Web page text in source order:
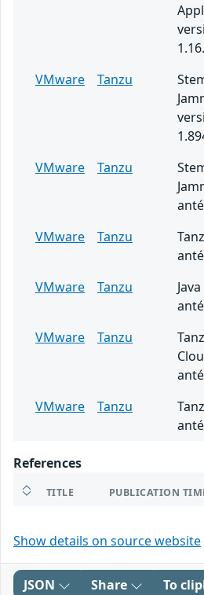
VMware
Tanzu
VMware
Tanzu
VMware
Tanzu
VMware
Tanzu
VMware
Tanzu
VMware
Tanzu
References
TITLE PUBLICATION
Show details on source website
JSON Share To